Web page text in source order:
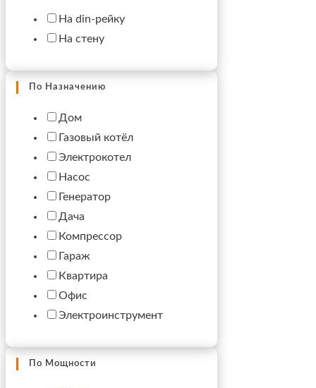
На din-рейку
На стену
По Назначению
Дом
Газовый котёл
Электрокотел
Насос
Генератор
Дача
Компрессор
Гараж
Квартира
Офис
Электроинструмент
По Мощности